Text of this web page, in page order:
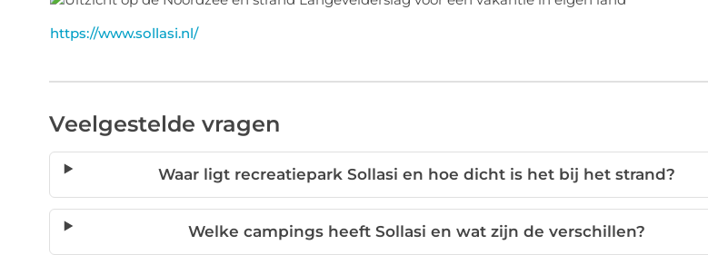
https://www.sollasi.nl/
Veelgestelde vragen
Waar ligt recreatiepark Sollasi en hoe dicht is het bij het strand?
Welke campings heeft Sollasi en wat zijn de verschillen?